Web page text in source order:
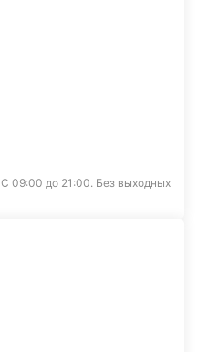
С 09:00 до 21:00. Без выходных